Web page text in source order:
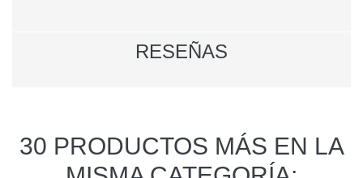
RESEÑAS
30 PRODUCTOS MÁS EN LA